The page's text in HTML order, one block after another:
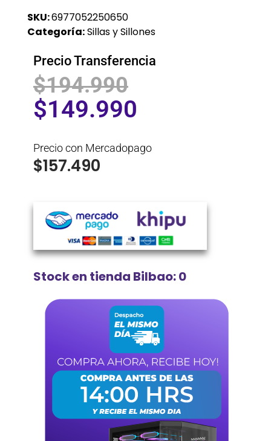
SKU:6977052250650
Categoría:Sillas y Sillones
Precio Transferencia
$194.990
$149.990
Precio con Mercadopago
$157.490
Stock en tienda Bilbao: 0